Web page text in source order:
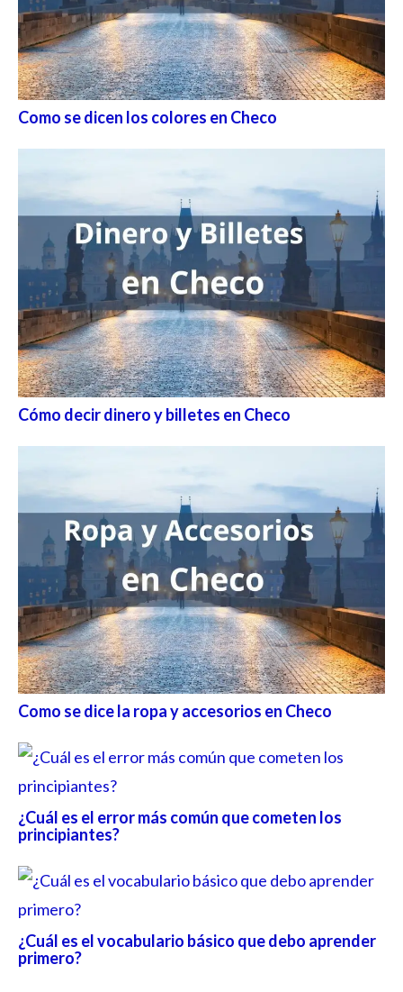
Como se dicen los colores en Checo
Cómo decir dinero y billetes en Checo
Como se dice la ropa y accesorios en Checo
¿Cuál es el error más común que cometen los
principiantes?
¿Cuál es el vocabulario básico que debo aprender
primero?